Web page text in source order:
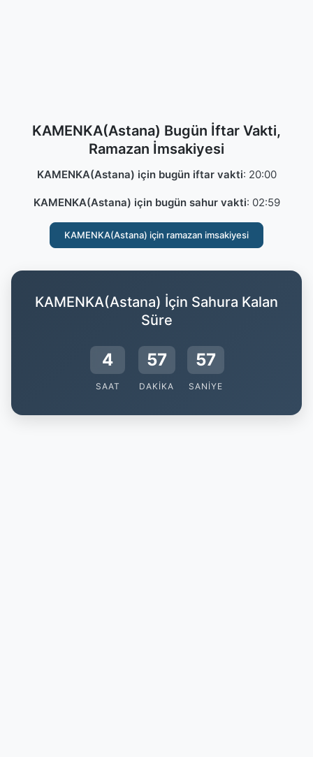
KAMENKA(Astana) Bugün İftar Vakti,
Ramazan İmsakiyesi
KAMENKA(Astana) için bugün iftar vakti: 20:00
KAMENKA(Astana) için bugün sahur vakti: 02:59
KAMENKA(Astana) için ramazan imsakiyesi
KAMENKA(Astana) İçin Sahura Kalan
Süre
4
SAAT
57
DAKIKA
56
SANIYE